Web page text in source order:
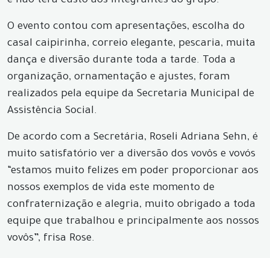
O evento contou com apresentações, escolha do
casal caipirinha, correio elegante, pescaria, muita
dança e diversão durante toda a tarde. Toda a
organização, ornamentação e ajustes, foram
realizados pela equipe da Secretaria Municipal de
Assistência Social.
De acordo com a Secretária, Roseli Adriana Sehn, é
muito satisfatório ver a diversão dos vovôs e vovós
“estamos muito felizes em poder proporcionar aos
nossos exemplos de vida este momento de
confraternização e alegria, muito obrigado a toda
equipe que trabalhou e principalmente aos nossos
vovôs”, frisa Rose.